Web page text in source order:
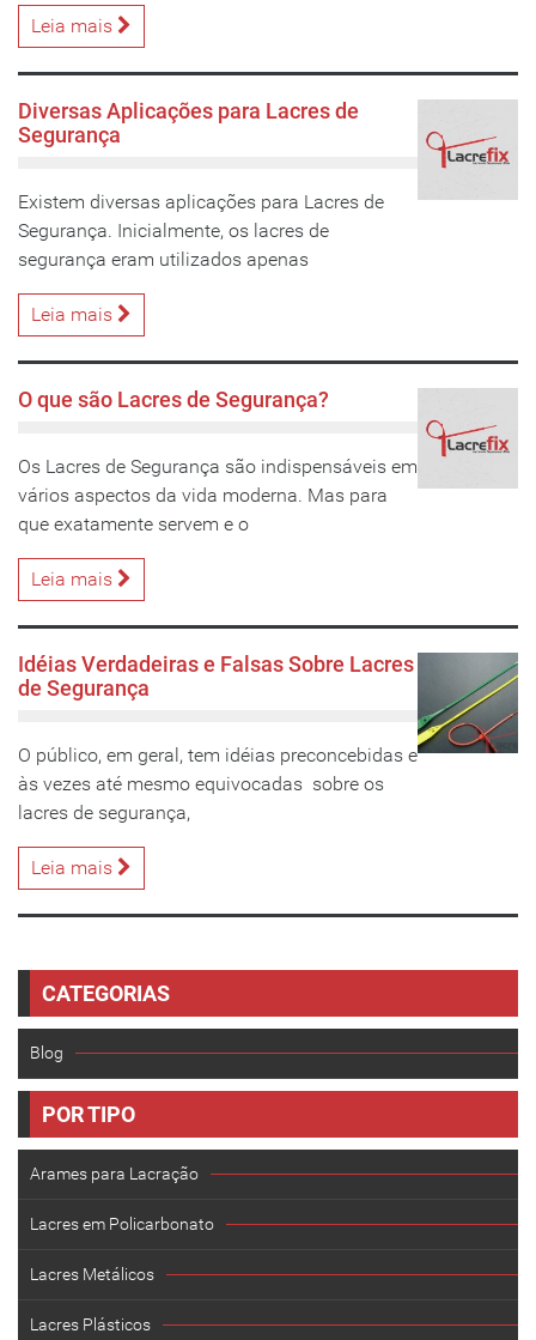
Leia mais
Diversas Aplicações para Lacres de
Segurança
Existem diversas aplicações para Lacres de
Segurança. Inicialmente, os lacres de
segurança eram utilizados apenas
Leia mais
O que são Lacres de Segurança?
Os Lacres de Segurança são indispensáveis em
vários aspectos da vida moderna. Mas para
que exatamente servem e o
Leia mais
Idéias Verdadeiras e Falsas Sobre Lacres
de Segurança
O público, em geral, tem idéias preconcebidas e
às vezes até mesmo equivocadas sobre os
lacres de segurança,
Leia mais
CATEGORIAS
Blog
POR TIPO
Arames para Lacração
Lacres em Policarbonato
Lacres Metálicos
Lacres Plásticos